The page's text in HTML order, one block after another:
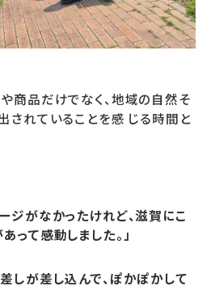
商品だけでなく、地域の自然そ
されていることを感 じる時間と
ジがなかったけれど、滋賀にこ
って感動しました。」
しが差し込んで、ぽかぽかして